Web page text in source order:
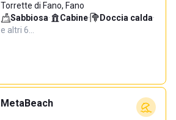
Torrette di Fano, Fano
Sabbiosa· Cabine· Doccia calda·
e altri 6…
MetaBeach